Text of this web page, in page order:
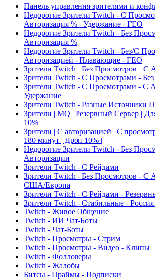
Панель управления зрителями и
Недорогие Зрители Twitch - С
Авторизация % - Удержание - ГЕО
Недорогие Зрители Twitch - Без
Авторизация %
Недорогие Зрители Twitch - Без/С
Авторизацией - Плавающие - ГЕО
Зрители Twitch - Без Просмотров - С
Зрители Twitch - С Просмотрами -
Зрители Twitch - С Просмотрами - С
Удержание
Зрители Twitch - Разные Источники
Зрители | MQ | Резервный Сервер |
10% |
Зрители | С авторизацией | С
180 минут | Дроп 10% |
Недорогие Зрители Twitch - Без
Авторизации
Зрители Twitch - С Рейдами
Зрители Twitch - Без Просмотров - С
США/Европа
Зрители Twitch - С Рейдами -
Зрители Twitch - Стабильные -
Twitch - Живое Общение
Twitch - ИИ Чат-Боты
Twitch - Чат-Боты
Twitch - Просмотры - Стрим
Twitch - Просмотры - Видео - Клипы
Twitch - Фолловеры
Twitch - Жалобы
Битсы - Праймы - Подписки